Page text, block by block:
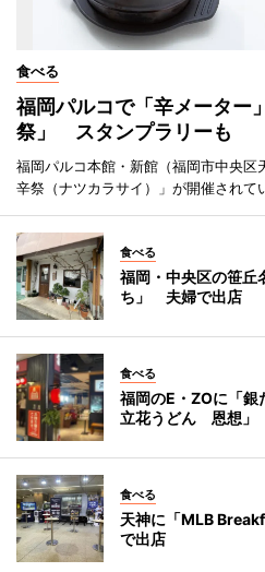
食べる
福岡パルコで「辛メーター
祭」 スタンプラリーも
福岡パルコ本館・新館（福岡市中央区
辛祭（ナツカラサイ）」が開催されて
食べる
福岡・中央区の笹丘
ち」 夫婦で出店
食べる
福岡のE・ZOに「銀
立花うどん 恩想」
食べる
天神に「MLB
で出店